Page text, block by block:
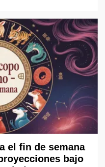
el fin de semana
bajo